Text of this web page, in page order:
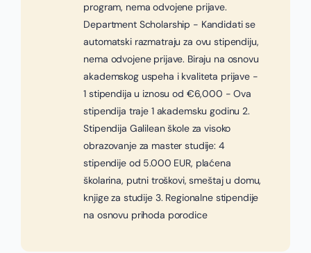
program, nema odvojene prijave.
Department Scholarship - Kandidati se
automatski razmatraju za ovu stipendiju,
nema odvojene prijave. Biraju na osnovu
akademskog uspeha i kvaliteta prijave -
1 stipendija u iznosu od €6,000 - Ova
stipendija traje 1 akademsku godinu 2.
Stipendija Galilean škole za visoko
obrazovanje za master studije: 4
stipendije od 5.000 EUR, plaćena
školarina, putni troškovi, smeštaj u domu,
knjige za studije 3. Regionalne stipendije
na osnovu prihoda porodice